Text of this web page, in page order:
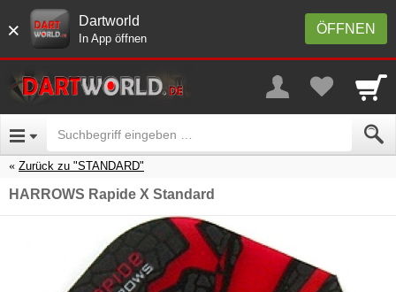
× ÖFFNEN
Dartworld
In App öffnen
Zurück zu "STANDARD"
HARROWS Rapide X Standard